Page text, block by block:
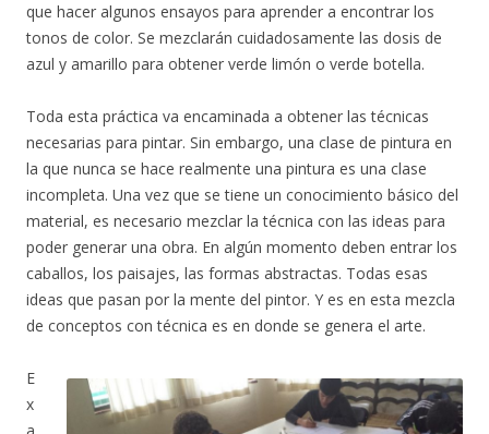
que hacer algunos ensayos para aprender a encontrar los
tonos de color. Se mezclarán cuidadosamente las dosis de
azul y amarillo para obtener verde limón o verde botella.
Toda esta práctica va encaminada a obtener las técnicas
necesarias para pintar. Sin embargo, una clase de pintura en
la que nunca se hace realmente una pintura es una clase
incompleta. Una vez que se tiene un conocimiento básico del
material, es necesario mezclar la técnica con las ideas para
poder generar una obra. En algún momento deben entrar los
caballos, los paisajes, las formas abstractas. Todas esas
ideas que pasan por la mente del pintor. Y es en esta mezcla
de conceptos con técnica es en donde se genera el arte.
E
x